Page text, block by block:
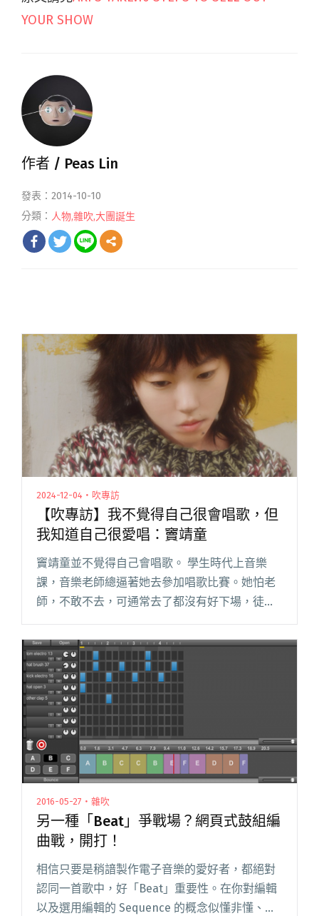
YOUR SHOW
作者 / Peas Lin
發表：2014-10-10
分類： 人物,雜吹,大團誕生
2024-12-04・吹專訪
【吹專訪】我不覺得自己很會唱歌，但
我知道自己很愛唱：竇靖童
竇靖童並不覺得自己會唱歌。 學生時代上音樂
課，音樂老師總逼著她去參加唱歌比賽。她怕老
師，不敢不去，可通常去了都沒有好下場，徒留
痛苦回憶，於是至今 27 歲仍沒有登台的自信。
「我其實很怯場，很害怕在台上，到現在都沒有
得到很好的解決辦法，隔一閱讀全文 "【吹專
訪】我不覺得自己很會唱歌，但我知道自己很愛
唱：竇靖童"
2016-05-27・雜吹
另一種「Beat」爭戰場？網頁式鼓組編
曲戰，開打！
相信只要是稍諳製作電子音樂的愛好者，都絕對
認同一首歌中，好「Beat」重要性。在你對編輯
以及選用編輯的 Sequence 的概念似懂非懂、卻